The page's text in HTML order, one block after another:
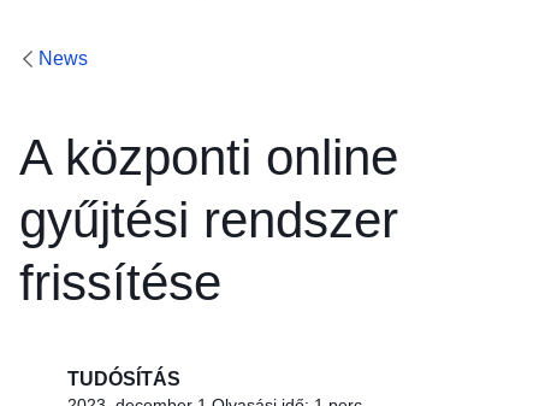
News
A központi online
gyűjtési rendszer
frissítése
TUDÓSÍTÁS